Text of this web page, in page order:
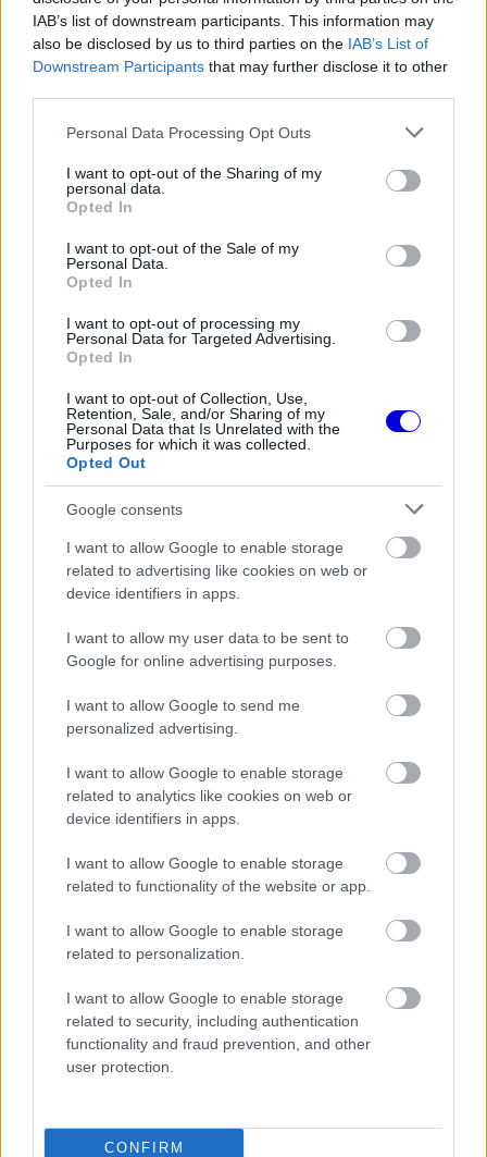
IAB’s list of downstream participants. This information may
also be disclosed by us to third parties on the IAB’s List of
Downstream Participants that may further disclose it to other
Please note that this website/app uses one or more Google
not limited to your visit or usage behaviour. You may click to
grant or deny consent to Google and its third-party tags to
use your data for below specified purposes in below Google
consent section.
Personal Data Processing Opt Outs
I want to opt-out of the Sharing of my
personal data.
Opted In
I want to opt-out of the Sale of my
Personal Data.
Opted In
I want to opt-out of processing my
Personal Data for Targeted Advertising.
Opted In
I want to opt-out of Collection, Use,
Retention, Sale, and/or Sharing of my
Personal Data that Is Unrelated with the
Purposes for which it was collected.
Opted Out
Google consents
I want to allow Google to enable storage
related to advertising like cookies on web or
device identifiers in apps.
I want to allow my user data to be sent to
Google for online advertising purposes.
I want to allow Google to send me
personalized advertising.
I want to allow Google to enable storage
related to analytics like cookies on web or
device identifiers in apps.
I want to allow Google to enable storage
related to functionality of the website or app.
I want to allow Google to enable storage
related to personalization.
I want to allow Google to enable storage
related to security, including authentication
functionality and fraud prevention, and other
user protection.
CONFIRM
mint egy másodperccel vezetett, ám mögötte
Deligny és Badoer között folyamatos volt a
nyomásgyakorlás.
This
window.
The media could not be loaded, either because
the server or network failed or because the format
A mezőny közepén is zajlottak a csaták, Pedro
Clerot a 15., Fefo Barrichello pedig a 25. helyen
állt a verseny negyedénél.
EZEKET IS AJÁNLJUK
FORMA-1
A B-konstrukció csak a kezdet
indít az Aston Martin
Különleges hangulat vár
Antonellire Monzában, nem
FORMA-1
Az FIA kerek perec elutasította a
A döntő fordulat a hetedik körben érkezett,
és Louis Sharp összeakadt. Előbb finoman értek